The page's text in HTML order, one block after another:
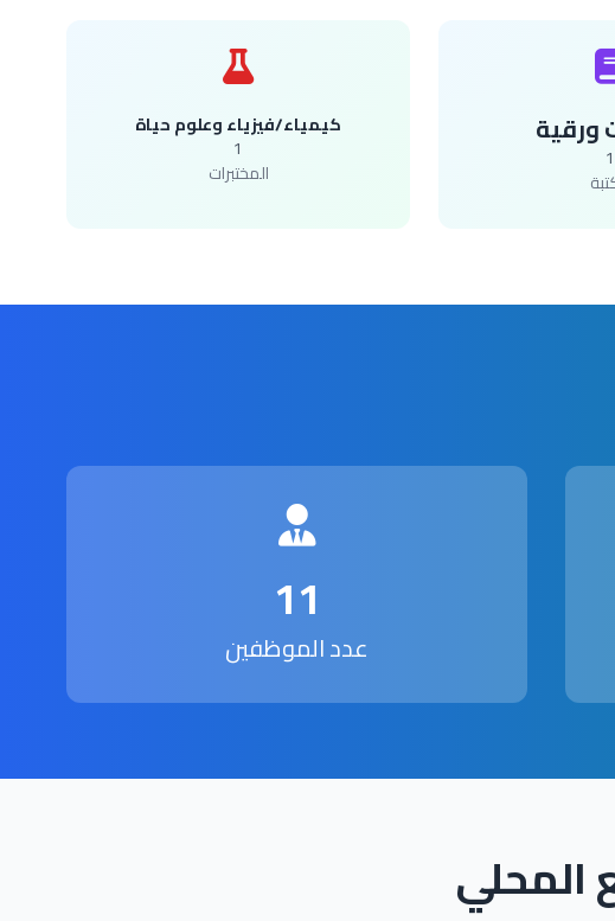
ورقية
1
كيمياء/فيزياء وعلوم حياة
1
المختبرات
11
عدد الموظفين
المحلي